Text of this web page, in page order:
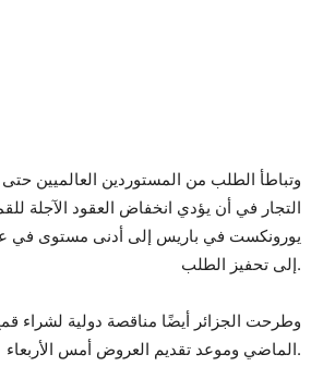
وتباطأ الطلب من المستوردين العالميين حتى
التجار في أن يؤدي انخفاض العقود الآجلة
يورونكست في باريس إلى أدنى مستوى في
إلى تحفيز الطلب.
وطرحت الجزائر أيضًا مناقصة دولية لشراء
الماضي وموعد تقديم العروض أمس الأربعاء.